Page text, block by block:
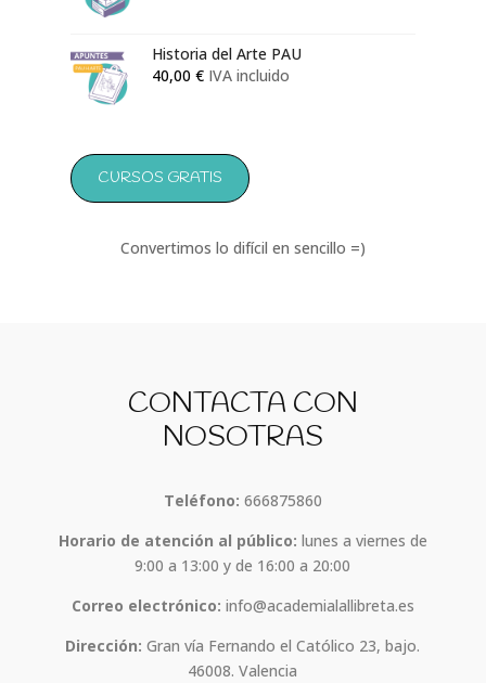
Historia del Arte PAU
40,00 € IVA incluido
CURSOS GRATIS
Convertimos lo difícil en sencillo =)
CONTACTA CON
NOSOTRAS
Teléfono: 666875860
Horario de atención al público: lunes a viernes de
9:00 a 13:00 y de 16:00 a 20:00
Correo electrónico: info@academialallibreta.es
Dirección: Gran vía Fernando el Católico 23, bajo.
46008. Valencia